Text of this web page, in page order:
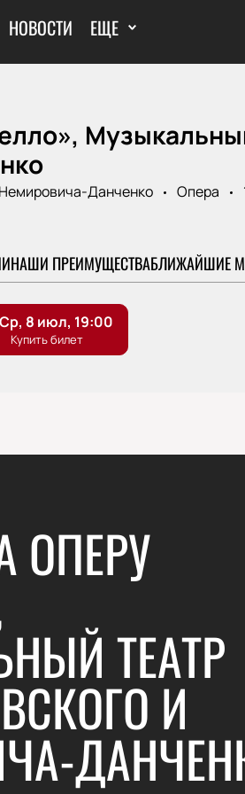
НОВОСТИ ЕЩЕ
Данченко Опера
НАШИ ПРЕИМУЩЕСТВАБЛИЖАЙШИЕ
ОПЕРУ
ТЕАТР
И